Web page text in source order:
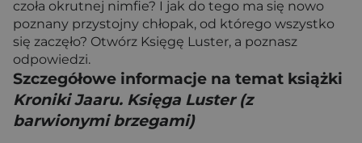
czoła okrutnej nimfie? I jak do tego ma się nowo
poznany przystojny chłopak, od którego wszystko
się zaczęło? Otwórz Księgę Luster, a poznasz
odpowiedzi.
Szczegółowe informacje na temat książki
Kroniki Jaaru. Księga Luster (z
barwionymi brzegami)